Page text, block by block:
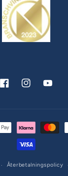
FacebookInstagramYouTube
Återbetalningspolicy